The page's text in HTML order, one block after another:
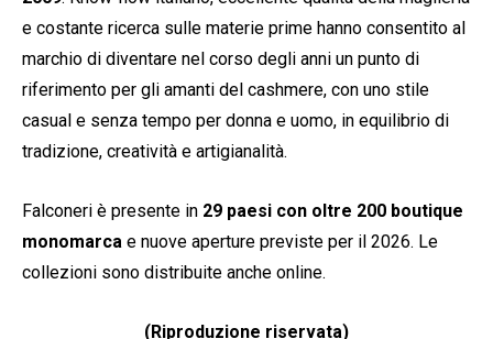
e costante ricerca sulle materie prime hanno consentito al
marchio di diventare nel corso degli anni un punto di
riferimento per gli amanti del cashmere, con uno stile
casual e senza tempo per donna e uomo, in equilibrio di
tradizione, creatività e artigianalità.
Falconeri è presente in 29 paesi con oltre 200 boutique
monomarca e nuove aperture previste per il 2026. Le
collezioni sono distribuite anche online.
(Riproduzione riservata)